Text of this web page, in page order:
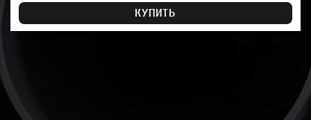
КУПИТЬ